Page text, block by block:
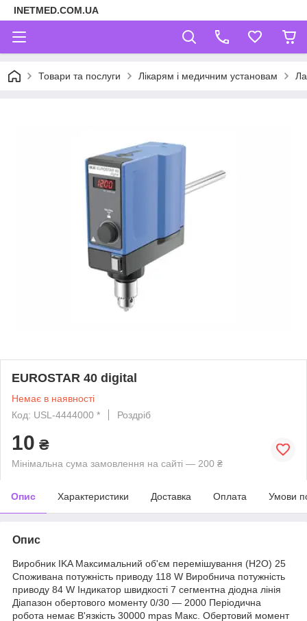
INETMED.COM.UA
Товари та послуги Лікарям і медичним установам
EUROSTAR 40 digital
Немає в наявності
Код: USL-4444000 *
Роздріб
10 ₴
Мінімальна сума замовлення на сайті — 200 ₴
Опис Характеристики Доставка Оплата Умови
Опис
Виробник IKA Максимальний об'єм перемішування (H2O) 25
Споживана потужність приводу 118 W Виробнича потужність
приводу 84 W Індикатор швидкості 7 сегментна діодна лінія
Діапазон обертового моменту 0/30 — 2000 Періодична
робота немає В'язкість 30000 mpas Макс. Обертовий момент